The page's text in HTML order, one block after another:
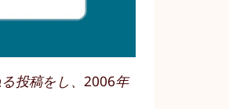
投稿をし、2006年